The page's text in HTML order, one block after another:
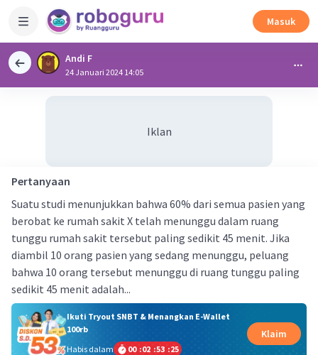
Masuk
Andi F
24 Januari 2024 14:05
Iklan
Pertanyaan
Suatu studi menunjukkan bahwa 60% dari semua pasien yang
berobat ke rumah sakit X telah menunggu dalam ruang
tunggu rumah sakit tersebut paling sedikit 45 menit. Jika
diambil 10 orang pasien yang sedang menunggu, peluang
bahwa 10 orang tersebut menunggu di ruang tunggu paling
sedikit 45 menit adalah...
Ikuti Tryout SNBT & Menangkan E-Wallet
100rb
Habis dalam
00 :02 :53 :24
Klaim